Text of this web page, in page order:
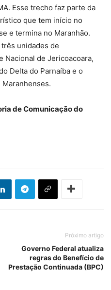
Esse trecho faz parte da
que tem início no
e termina no Maranhão.
unidades de
Nacional de Jericoacoara,
Delta do Parnaíba e o
de Comunicação do
Próximo artigo
Governo Federal atualiza
regras do Benefício de
Prestação Continuada (BPC)